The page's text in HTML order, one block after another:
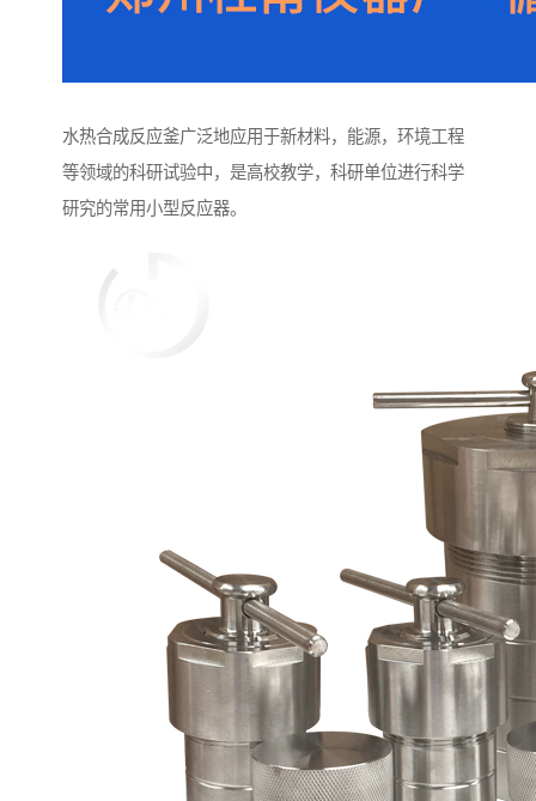
水热合成反应釜广泛地应用于新材料，能源，环境工程
等领域的科研试验中，是高校教学，科研单位进行科学
研究的常用小型反应器。